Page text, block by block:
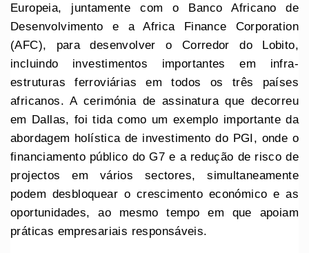
Europeia, juntamente com o Banco Africano de
Desenvolvimento e a Africa Finance Corporation
(AFC), para desenvolver o Corredor do Lobito,
incluindo investimentos importantes em infra-
estruturas ferroviárias em todos os três países
africanos. A cerimónia de assinatura que decorreu
em Dallas, foi tida como um exemplo importante da
abordagem holística de investimento do PGI, onde o
financiamento público do G7 e a redução de risco de
projectos em vários sectores, simultaneamente
podem desbloquear o crescimento económico e as
oportunidades, ao mesmo tempo em que apoiam
práticas empresariais responsáveis.